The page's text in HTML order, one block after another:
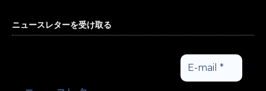
ニュースレターを受け取る